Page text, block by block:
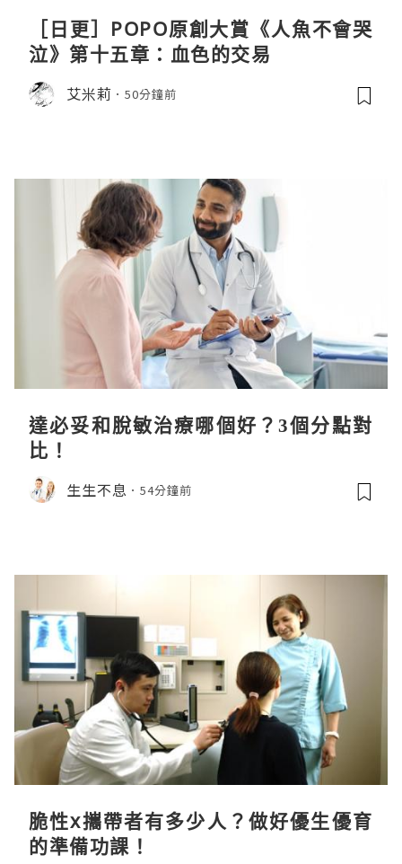
［日更］POPO原創大賞《人魚不會哭
泣》第十五章：血色的交易
艾米莉 50分鐘前
達必妥和脫敏治療哪個好？3個分點對
比！
生生不息 54分鐘前
脆性x攜帶者有多少人？做好優生優育
的準備功課！